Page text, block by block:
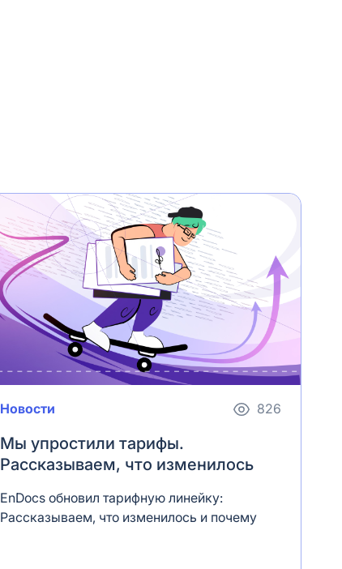
Новости 826
Мы упростили тарифы.
Рассказываем, что изменилось
EnDocs обновил тарифную линейку:
Рассказываем, что изменилось и почему